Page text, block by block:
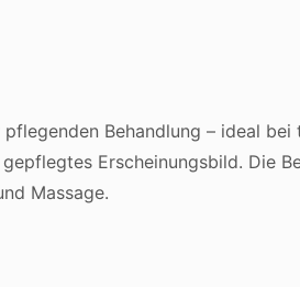
Behandlung – ideal bei
Erscheinungsbild. Die
Massage.